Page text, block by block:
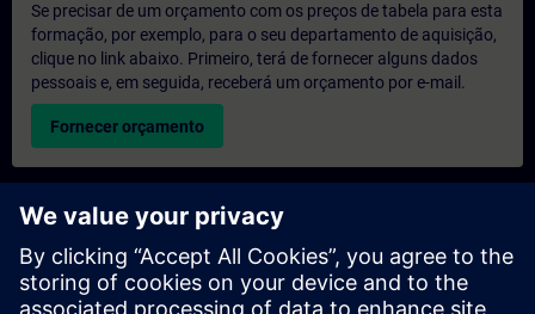
Se precisar de um orçamento com os preços de tabela para esta
formação, por exemplo, para o seu departamento de aquisição,
clique no link abaixo. Primeiro, terá de fornecer alguns dados
pessoais e, em seguida, receberá um orçamento por e-mail.
Fornecer orçamento
Pedido de informações sobre formação exclusiva
Preencha o formulário de pedido de informação abaixo se
desejar receber um orçamento para um curso de formação
exclusiva, seja nas suas instalações, online ou no nosso centro